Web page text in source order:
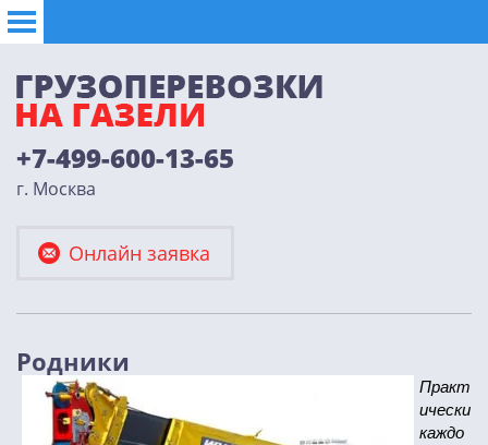
+7-499-600-13-65
г. Москва
Онлайн заявка
Родники
Практ
ически
каждо